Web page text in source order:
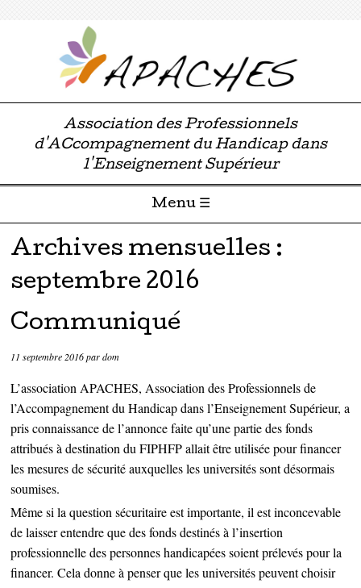
Association des Professionnels
d'ACcompagnement du Handicap dans
l'Enseignement Supérieur
Menu ☰
Passer directement au contenu
Archives mensuelles :
septembre 2016
Communiqué
11 septembre 2016pardom
L’association APACHES, Association des Professionnels de
l’Accompagnement du Handicap dans l’Enseignement Supérieur, a
pris connaissance de l’annonce faite qu’une partie des fonds
attribués à destination du FIPHFP allait être utilisée pour financer
les mesures de sécurité auxquelles les universités sont désormais
soumises.
Même si la question sécuritaire est importante, il est inconcevable
de laisser entendre que des fonds destinés à l’insertion
professionnelle des personnes handicapées soient prélevés pour la
financer. Cela donne à penser que les universités peuvent choisir